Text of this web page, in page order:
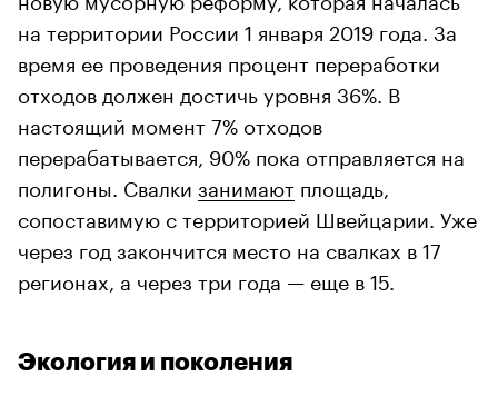
на территории России 1 января 2019 года. За
время ее проведения процент переработки
отходов должен достичь уровня 36%. В
настоящий момент 7% отходов
перерабатывается, 90% пока отправляется на
полигоны. Свалки занимают площадь,
сопоставимую с территорией Швейцарии. Уже
через год закончится место на свалках в 17
регионах, а через три года — еще в 15.
Экология и поколения